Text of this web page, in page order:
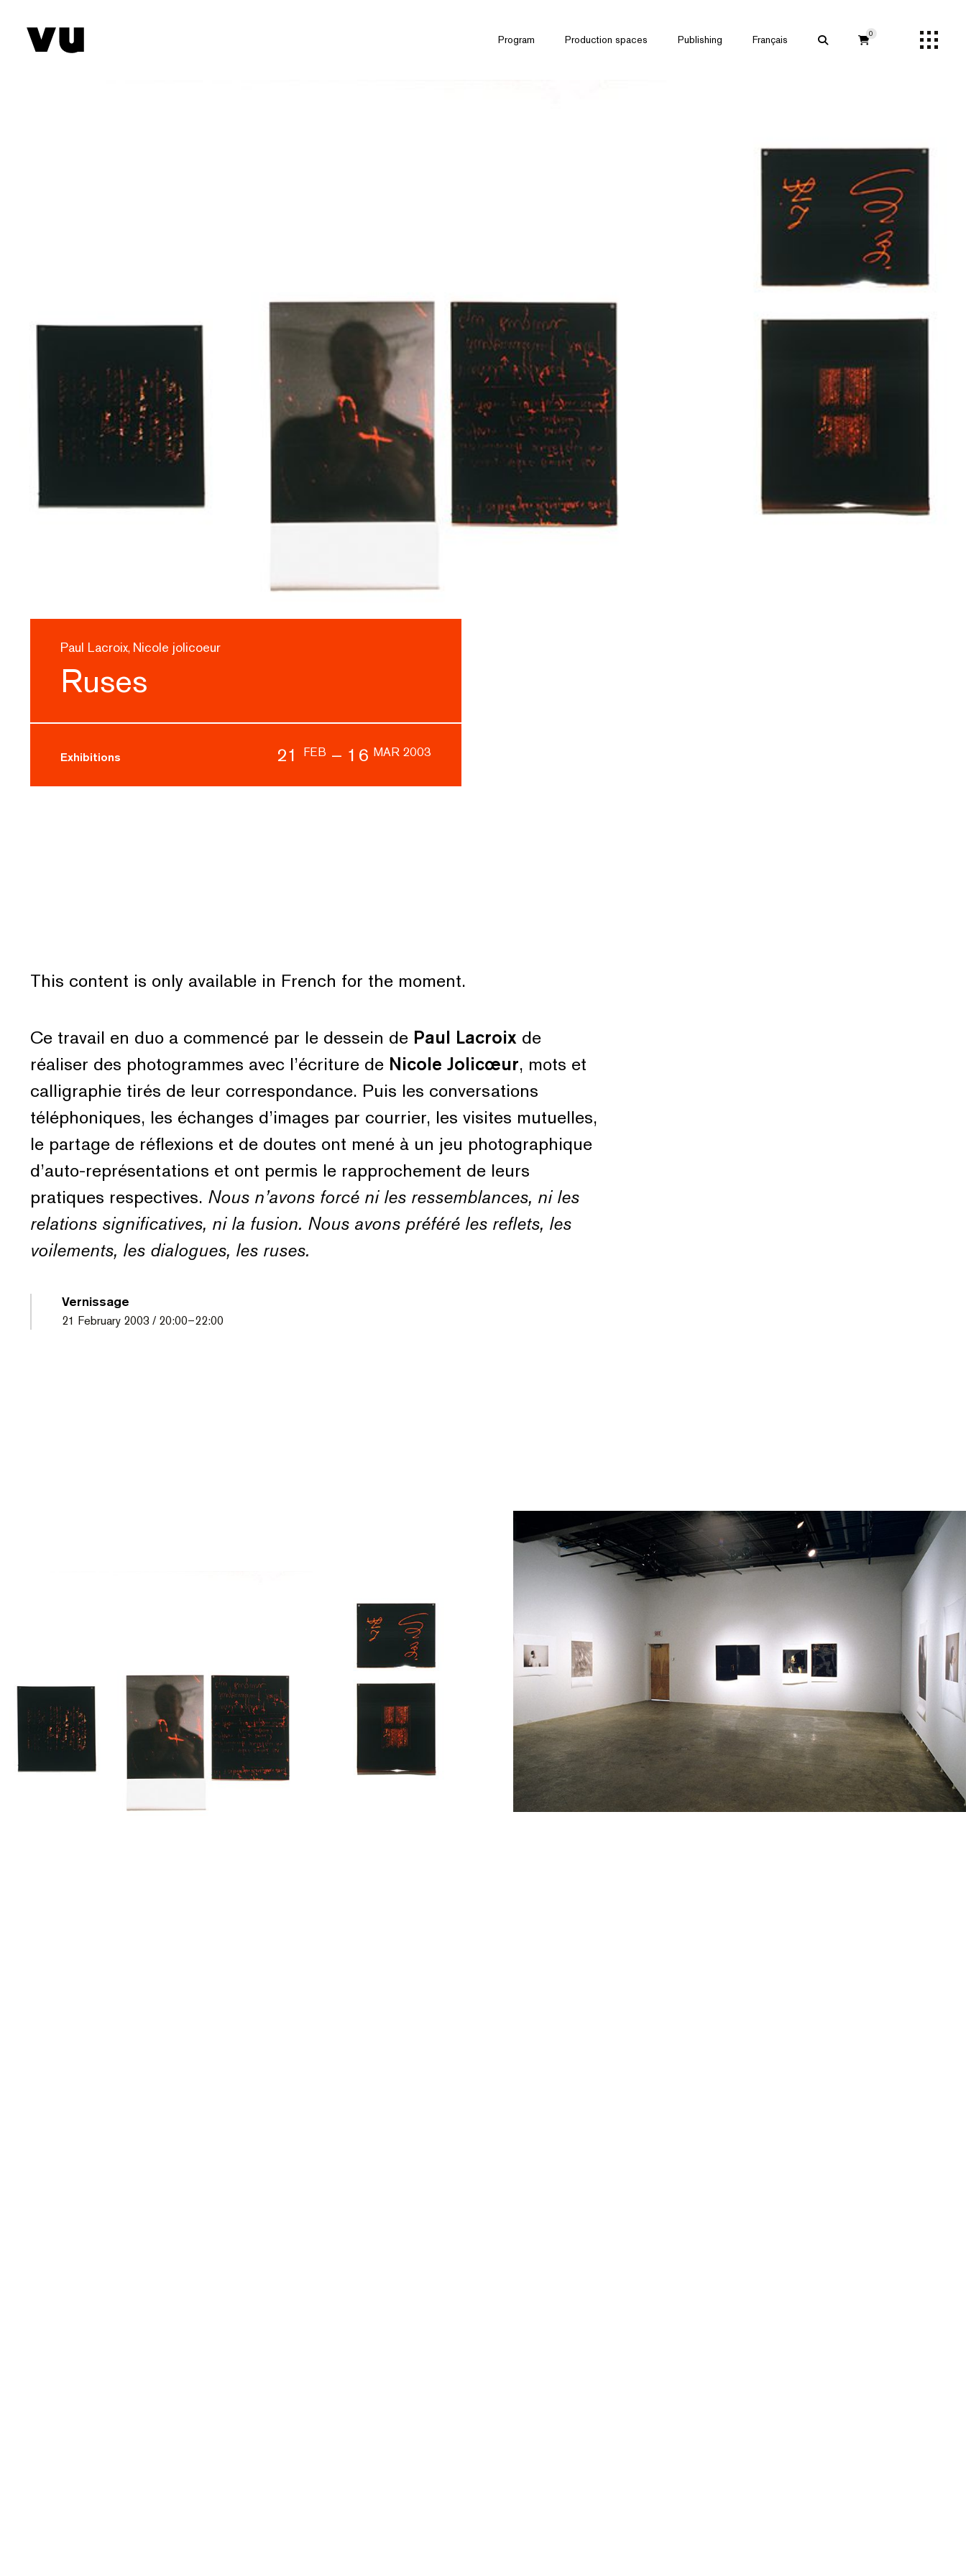
Program Production spaces Publishing Français
0
Paul Lacroix, Nicole jolicoeur
Ruses
Exhibitions 21 FEB – 16 MAR 2003
This content is only available in French for the moment.
Ce travail en duo a commencé par le dessein de Paul Lacroix de
réaliser des photogrammes avec l’écriture de Nicole Jolicœur, mots et
calligraphie tirés de leur correspondance. Puis les conversations
téléphoniques, les échanges d’images par courrier, les visites mutuelles,
le partage de réflexions et de doutes ont mené à un jeu photographique
d’auto-représentations et ont permis le rapprochement de leurs
pratiques respectives. Nous n’avons forcé ni les ressemblances, ni les
relations significatives, ni la fusion. Nous avons préféré les reflets, les
voilements, les dialogues, les ruses.
Vernissage
21 February 2003 / 20:00–22:00